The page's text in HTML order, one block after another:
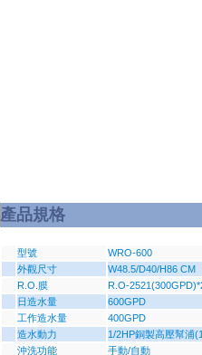
產品規格
型號
WRO-600
外觀尺寸
W48.5/D40/H86 CM
R.O.膜
R.O-
日造水量
600GPD
工作造水量
400GPD
造水動力
1/2HP銅製高壓幫浦
沖洗功能
手動/自動